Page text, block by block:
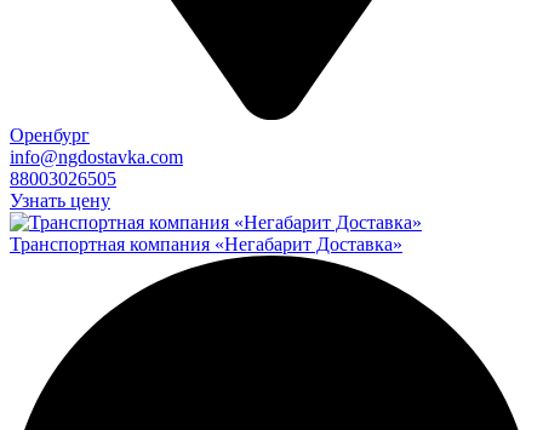
Оренбург
info@ngdostavka.com
88003026505
Узнать цену
Транспортная компания «Негабарит Доставка»